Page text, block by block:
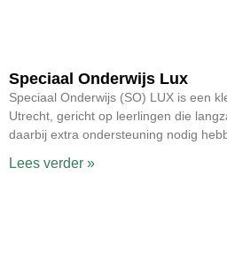
Speciaal Onderwijs Lux
Speciaal Onderwijs (SO) LUX is een
Utrecht, gericht op leerlingen die
daarbij extra ondersteuning nodig
Lees verder »